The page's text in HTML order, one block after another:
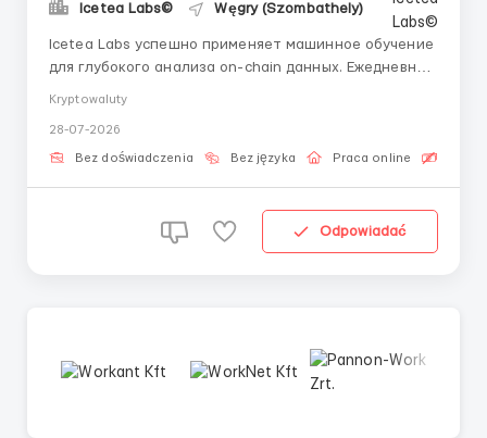
Icetea Labs© Węgry (Szombathely)
Icetea Labs успешно применяет машинное обучение
для глубокого анализа on-chain данных. Ежедневно
Пишите рекрутеру: @aleksandr_barabashov Формат:
Удалённо (по всему миру) График: Частичная
Kryptowaluty
28-07-2026
Bez doświadczenia Bez języka Praca online
Odpowiadać